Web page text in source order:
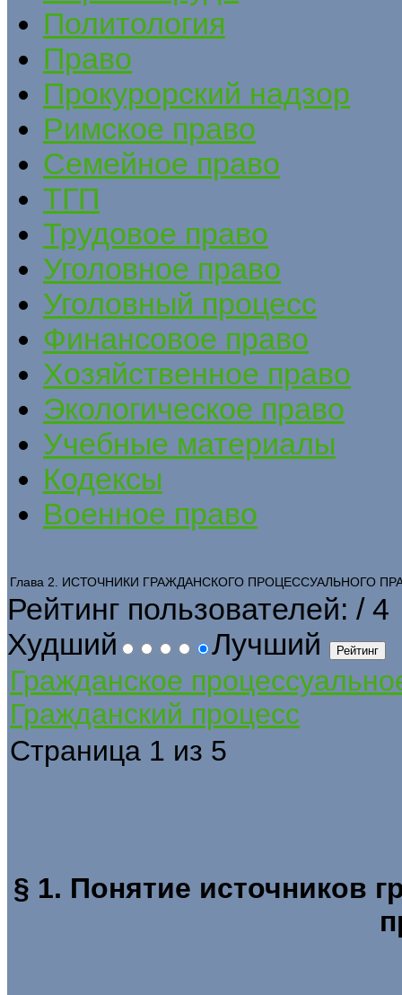
Политология
Право
Прокурорский надзор
Римское право
Семейное право
ТГП
Трудовое право
Уголовное право
Уголовный процесс
Финансовое право
Хозяйственное право
Экологическое право
Учебные материалы
Кодексы
Военное право
Глава 2. ИСТОЧНИКИ ГРАЖДАНСКОГО ПРОЦЕССУАЛЬНОГО
Рейтинг пользователей: / 4
Худший
Лучший
Гражданское
Гражданский процесс
Страница 1 из 5
§ 1. Понятие источников